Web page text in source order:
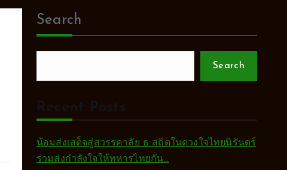
Search
Search
Recent Posts
น้อมส่งเสด็จสู่สวรรคาลัย ธ สถิตในดวงใจไทยนิรันดร์
ร่วมส่งกำลังใจให้ทหารไทยกัน…